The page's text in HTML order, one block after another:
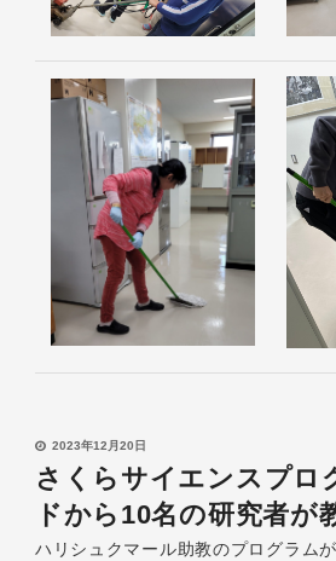
2023年12月20日
さくらサイエンスプロ
ドから10名の研究者が
ハリシュクマール助教のプログラム